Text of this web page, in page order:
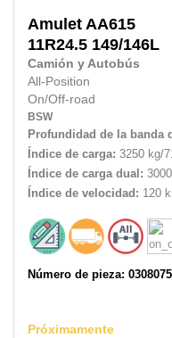
Amulet AA615
11R24.5 149/146L
Camión y Autobús
All-Position
On/Off-road
BSW
Profundidad de la banda
Índice de carga: 3250 kg/
Índice de carga dual:
Índice de velocidad: 120
Número de pieza:
Próximamente